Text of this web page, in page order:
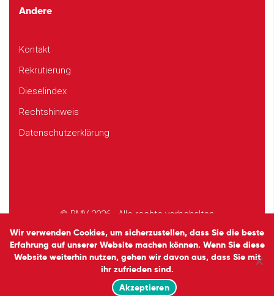
Andere
Kontakt
Rekrutierung
Dieselindex
Rechtshinweis
Datenschutzerklärung
© BMV 2026 - Alle rechte vorbehalten
DesignStudio EVOL
Wir verwenden Cookies, um sicherzustellen, dass Sie die beste
Erfahrung auf unserer Website machen können. Wenn Sie diese
Website weiterhin nutzen, gehen wir davon aus, dass Sie mit
ihr zufrieden sind.
Akzeptieren